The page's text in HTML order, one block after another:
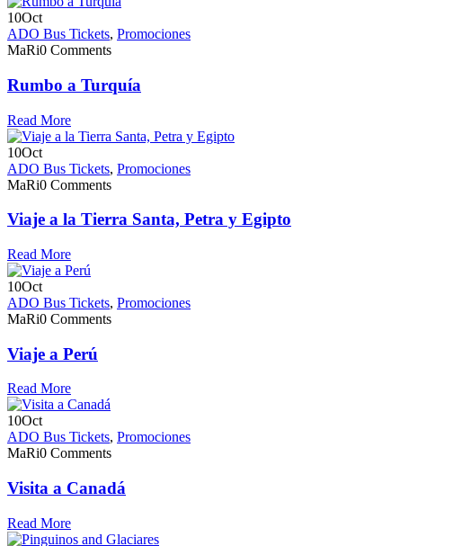
10Oct
ADO Bus Tickets, Promociones
MaRi0 Comments
Rumbo a Turquía
Read More
10Oct
ADO Bus Tickets, Promociones
MaRi0 Comments
Viaje a la Tierra Santa, Petra y Egipto
Read More
10Oct
ADO Bus Tickets, Promociones
MaRi0 Comments
Viaje a Perú
Read More
10Oct
ADO Bus Tickets, Promociones
MaRi0 Comments
Visita a Canadá
Read More